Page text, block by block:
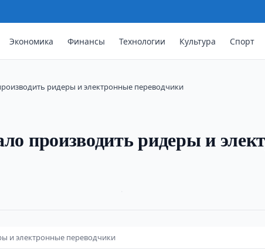
Экономика Финансы Технологии Культура Спорт
ридеры и электронные переводчики
производить ридеры и
и электронные переводчики